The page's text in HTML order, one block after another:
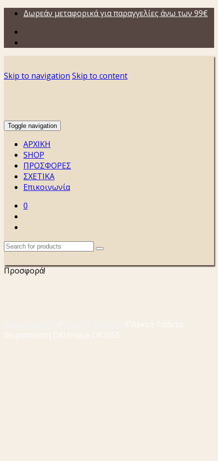
Δωρεάν μεταφορικά για παραγγελίες άνω των 99€
Skip to navigation Skip to content
Toggle navigation
ΑΡΧΙΚΗ
SHOP
ΠΡΟΣΦΟΡΕΣ
ΣΧΕΤΙΚΑ
Επικοινωνία
0
Προσφορά!
/ /Πλεκτή Τσάντα
Χειροποίητη DKUnique DK1055